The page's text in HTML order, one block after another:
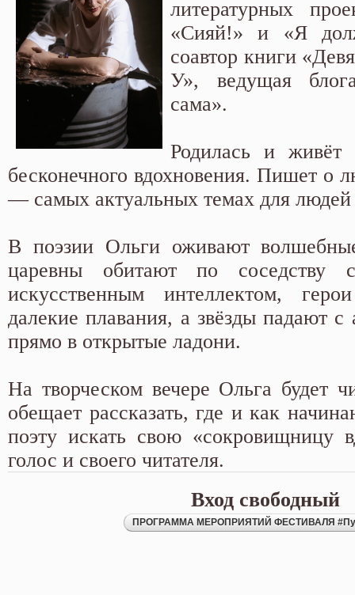
литературных
«Сияй!» и «Я
соавтор книги
У», ведущая
сама».
Родилась и живёт
бесконечного вдохновения. Пишет о
— самых актуальных темах для людей
В поэзии Ольги оживают
царевны обитают по
искусственным интеллектом,
далекие плавания, а звёзды падают с
прямо в открытые ладони.
На творческом вечере Ольга будет
обещает рассказать, где и как
поэту искать свою «сокровищницу
голос и своего читателя.
Вход свободный